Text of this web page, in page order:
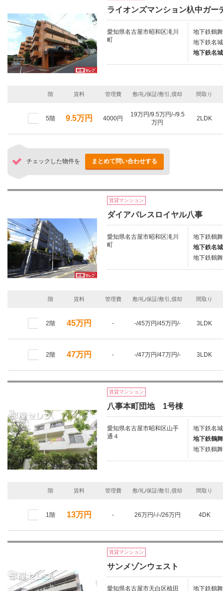
ライオンズマンション杁中ガー
愛知県名古屋市昭和区滝川
町
地下鉄鶴
地下鉄名
地下鉄名
階 賃料 管理費 敷/礼/保証/敷引,償却 間取り
5階 9.5万円 4000円
19万円/9.5万円/-/9.5
万円
2LDK
チェックした物件を まとめて問い合わせする
賃貸マンション
ダイアパレスロイヤル八事
愛知県名古屋市昭和区滝川
町
地下鉄鶴
地下鉄名
地下鉄鶴
階 賃料 管理費 敷/礼/保証/敷引,償却 間取り
2階 45万円 - -/45万円/45万円/- 3LDK
2階 47万円 - -/47万円/47万円/- 3LDK
賃貸マンション
八事本町団地 1号棟
愛知県名古屋市昭和区山手
通４
地下鉄名
地下鉄鶴
地下鉄鶴
階 賃料 管理費 敷/礼/保証/敷引,償却 間取り
1階 13万円 - 26万円/-/-/26万円 4DK
賃貸マンション
サンメゾンウェスト
愛知県名古屋市天白区植田 地下鉄鶴